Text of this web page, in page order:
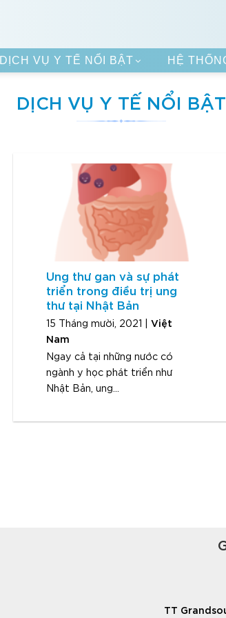
DỊCH VỤ Y TẾ NỔI BẬT HỆ
DỊCH VỤ Y TẾ NỔI BẬT
Ung thư gan và sự phát
triển trong điều trị ung
thư tại Nhật Bản
15 Tháng mười, 2021 | Việt
Nam
Ngay cả tại những nước có
ngành y học phát triển như
Nhật Bản, ung...
TT